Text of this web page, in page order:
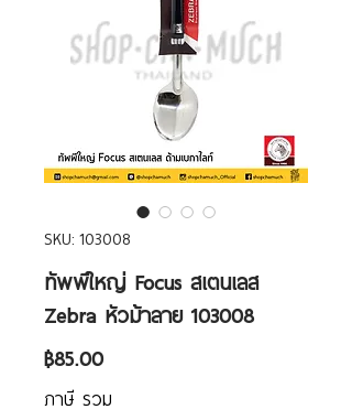
SKU: 103008
ทัพพีใหญ่ Focus สเตนเลส
Zebra หัวม้าลาย 103008
฿85.00ราคา
ภาษี รวม